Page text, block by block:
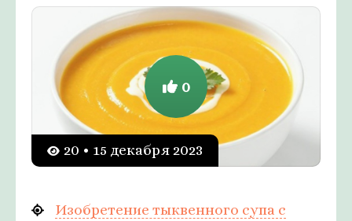
20 • 15 декабря 2023
0
Изобретение тыквенного супа с